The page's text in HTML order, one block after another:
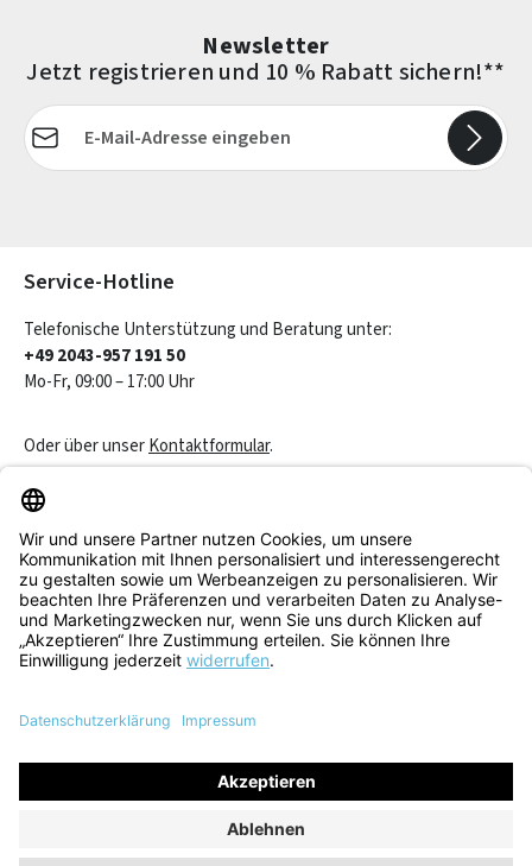
Newsletter
Jetzt registrieren und 10 % Rabatt sichern!**
E-Mail-Adresse*
Service-Hotline
Telefonische Unterstützung und Beratung unter:
+49 2043-957 191 50
Mo-Fr, 09:00 – 17:00 Uhr
Oder über unserKontaktformular.
Service & Beratung
Informationen
Alle Preise inkl. gesetzl. Mehrwertsteuer zzgl.
ggf. Nachnahmegebühren, wenn nicht anders angegeben.